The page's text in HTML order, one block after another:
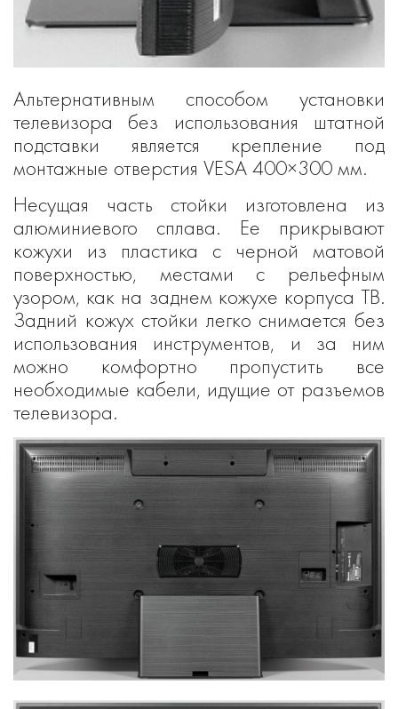
Альтернативным способом установки
телевизора без использования штатной
подставки является крепление под
монтажные отверстия VESA 400×300 мм.
Несущая часть стойки изготовлена из
алюминиевого сплава. Ее прикрывают
кожухи из пластика с черной матовой
поверхностью, местами с рельефным
узором, как на заднем кожухе корпуса ТВ.
Задний кожух стойки легко снимается без
использования инструментов, и за ним
можно комфортно пропустить все
необходимые кабели, идущие от разъемов
телевизора.